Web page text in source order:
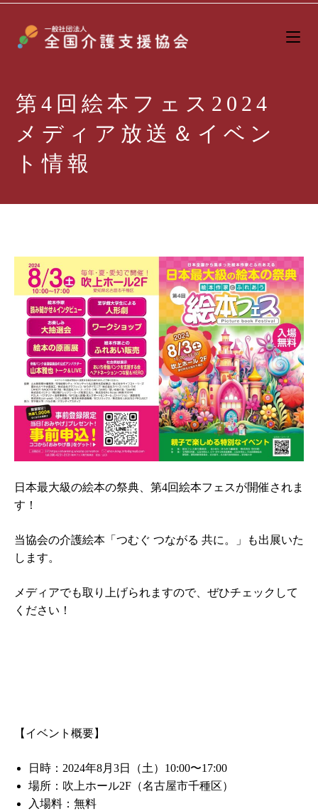
第4回絵本フェス2024
メディア放送＆イベン
ト情報
日本最大級の絵本の祭典、第4回絵本フェスが開催されま
す！
当協会の介護絵本「つむぐ つながる 共に。」も出展いた
します。
メディアでも取り上げられますので、ぜひチェックして
ください！
【イベント概要】
日時：2024年8月3日（土）10:00〜17:00
場所：吹上ホール2F（名古屋市千種区）
入場料：無料